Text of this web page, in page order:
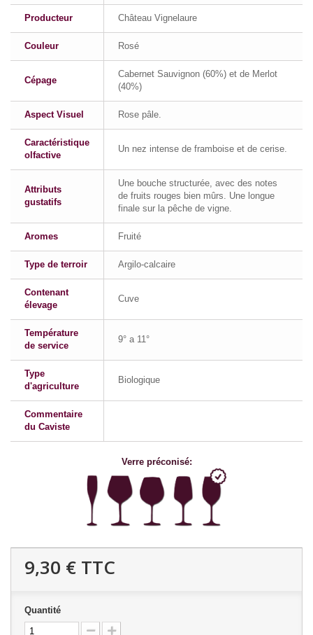
Producteur Château Vignelaure
Couleur Rosé
Cépage
Cabernet Sauvignon (60%) et de Merlot
(40%)
Aspect Visuel Rose pâle.
Caractéristique
olfactive
Un nez intense de framboise et de cerise.
Attributs
gustatifs
Une bouche structurée, avec des notes
de fruits rouges bien mûrs. Une longue
finale sur la pêche de vigne.
Aromes Fruité
Type de terroir Argilo-calcaire
Contenant
élevage
Cuve
Température
de service
9° a 11°
Type
d'agriculture
Biologique
Commentaire
du Caviste
Verre préconisé:
9,30 € TTC
Quantité